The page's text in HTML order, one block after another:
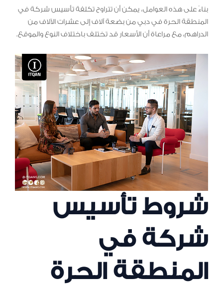
بناءً على هذه العوامل، يمكن أن تتراوح تكلفة تأسيس شركة في
المنطقة الحرة في دبي من بضعة آلاف إلى عشرات الآلاف من
الدراهم، مع مراعاة أن الأسعار قد تختلف باختلاف النوع والموقع.
شروط تأسيس
شركة في
المنطقة الحرة